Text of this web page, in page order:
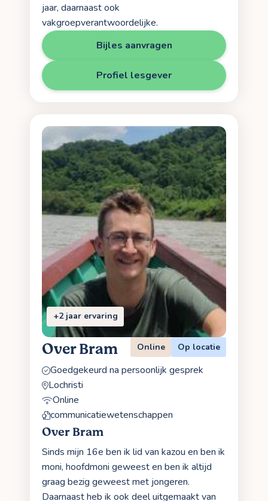
jaar, daarnaast ook
vakgroepverantwoordelijke.
Bijles aanvragen
Profiel lesgever
+2 jaar ervaring
Over Bram Online Op locatie
Goedgekeurd na persoonlijk gesprek
Lochristi
Online
communicatiewetenschappen
Over Bram
Sinds mijn 16e ben ik lid van kazou en ben ik
moni, hoofdmoni geweest en ben ik altijd
graag bezig geweest met jongeren.
Daarnaast heb ik ook deel uitgemaakt van